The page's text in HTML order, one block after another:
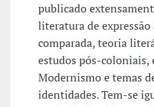
publicado
literatura de
comparada, teoria
estudos pós-coloniais,
Modernismo e temas
identidades. Tem-se